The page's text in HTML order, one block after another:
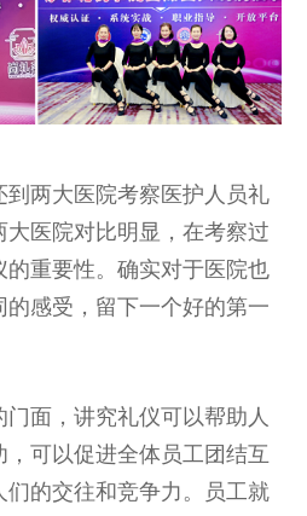
到两大医院考察医护人员礼
医院对比明显，在考察过
重要性。确实对于医院也
感受，留下一个好的第一
面，讲究礼仪可以帮助人
可以促进全体员工团结互
的交往和竞争力。员工就